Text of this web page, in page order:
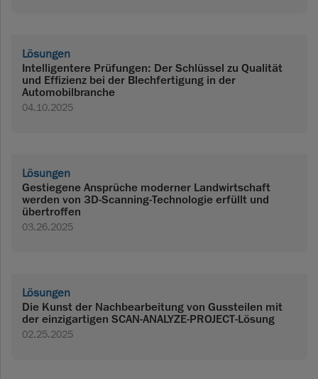
Lösungen
Intelligentere Prüfungen: Der Schlüssel zu Qualität
und Effizienz bei der Blechfertigung in der
Automobilbranche
04.10.2025
Lösungen
Gestiegene Ansprüche moderner Landwirtschaft
werden von 3D-Scanning-Technologie erfüllt und
übertroffen
03.26.2025
Lösungen
Die Kunst der Nachbearbeitung von Gussteilen mit
der einzigartigen SCAN-ANALYZE-PROJECT-Lösung
02.25.2025